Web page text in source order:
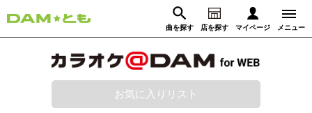
曲を探す 店を探す マイページ メニュー
ログイン
お気に入りリスト